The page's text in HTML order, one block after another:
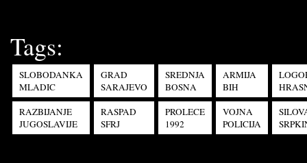
Tags:
SLOBODANKA
MLADIC
GRAD
SARAJEVO
SREDNJA
BOSNA
ARMIJA
BIH
RAZBIJANJE
JUGOSLAVIJE
RASPAD
SFRJ
PROLECE
1992
VOJNA
POLICIJA